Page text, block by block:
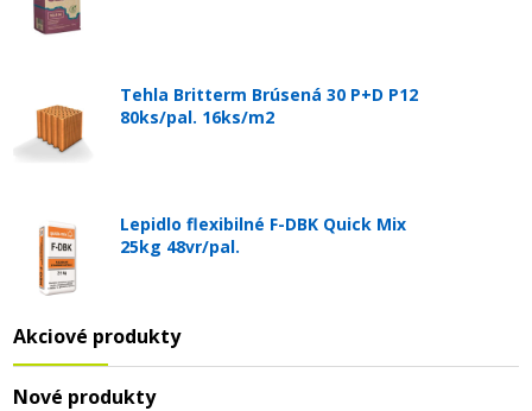
Tehla Britterm Brúsená 30 P+D P12
80ks/pal. 16ks/m2
Lepidlo flexibilné F-DBK Quick Mix
25kg 48vr/pal.
Akciové produkty
Nové produkty